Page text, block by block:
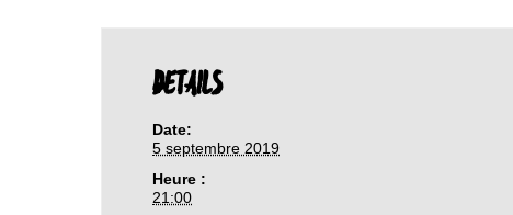
DETAILS
Date:
5 septembre 2019
Heure :
21:00